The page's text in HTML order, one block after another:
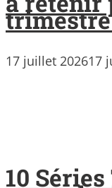
17 juillet 202617
10